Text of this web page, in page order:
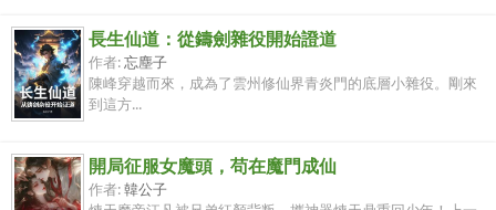
長生仙道：從鑄劍雜役開始證道
作者:忘塵子
陳峰穿越而來，成為了雲州修仙界青炎門的底層小雜役。剛來
到這方...
開局征服女魔頭，苟在魔門成仙
作者:韓公子